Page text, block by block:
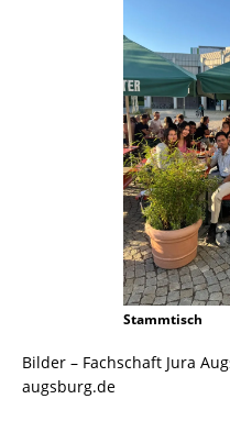
Stammtisch
Bilder – Fachschaft Jura
augsburg.de